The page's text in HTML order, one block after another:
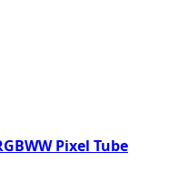
Pixel Tube